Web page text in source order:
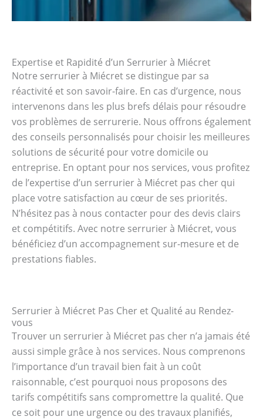
Expertise et Rapidité d’un Serrurier à Miécret
Notre serrurier à Miécret se distingue par sa
réactivité et son savoir-faire. En cas d’urgence, nous
intervenons dans les plus brefs délais pour résoudre
vos problèmes de serrurerie. Nous offrons également
des conseils personnalisés pour choisir les meilleures
solutions de sécurité pour votre domicile ou
entreprise. En optant pour nos services, vous profitez
de l’expertise d’un serrurier à Miécret pas cher qui
place votre satisfaction au cœur de ses priorités.
N’hésitez pas à nous contacter pour des devis clairs
et compétitifs. Avec notre serrurier à Miécret, vous
bénéficiez d’un accompagnement sur-mesure et de
prestations fiables.
Serrurier à Miécret Pas Cher et Qualité au Rendez-
vous
Trouver un serrurier à Miécret pas cher n’a jamais été
aussi simple grâce à nos services. Nous comprenons
l’importance d’un travail bien fait à un coût
raisonnable, c’est pourquoi nous proposons des
tarifs compétitifs sans compromettre la qualité. Que
ce soit pour une urgence ou des travaux planifiés,